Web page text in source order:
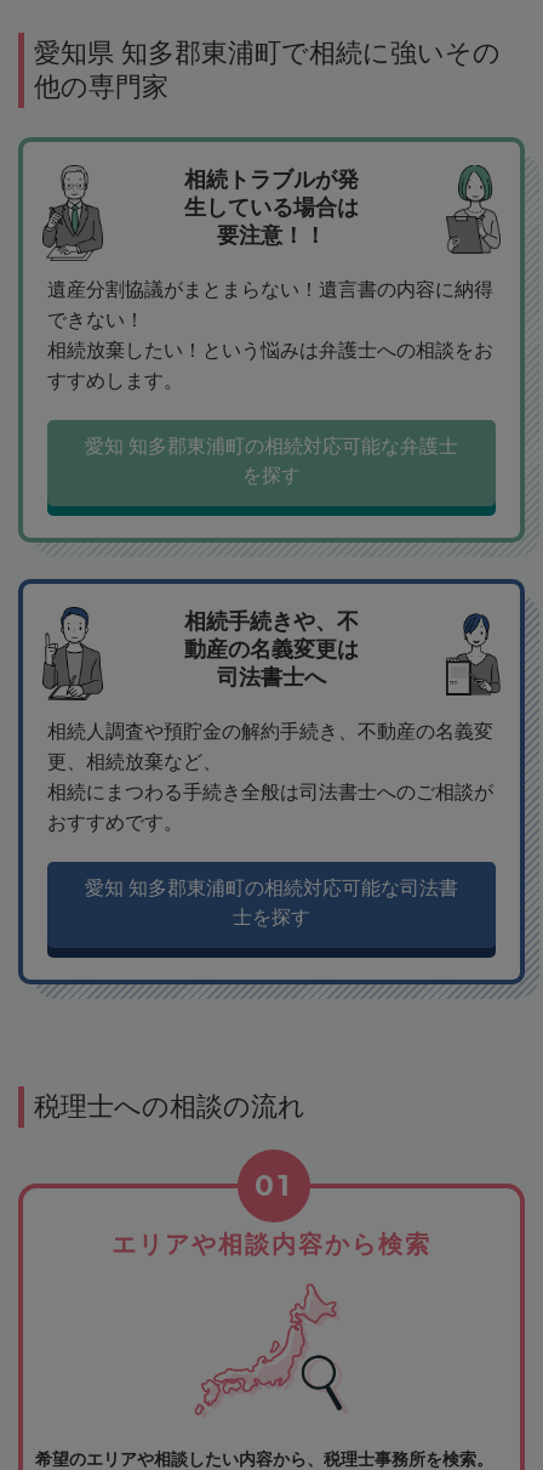
愛知県 知多郡東浦町で相続に強いその
他の専門家
相続トラブルが発
生している場合は
要注意！！
遺産分割協議がまとまらない！遺言書の内容に納得
できない！
相続放棄したい！という悩みは弁護士への相談をお
すすめします。
愛知 知多郡東浦町の相続対応可能な弁護士
を探す
相続手続きや、不
動産の名義変更は
司法書士へ
相続人調査や預貯金の解約手続き、不動産の名義変
更、相続放棄など、
相続にまつわる手続き全般は司法書士へのご相談が
おすすめです。
愛知 知多郡東浦町の相続対応可能な司法書
士を探す
税理士への相談の流れ
エリアや相談内容から検索
01
希望のエリアや相談したい内容から、税理士事務所を検索。